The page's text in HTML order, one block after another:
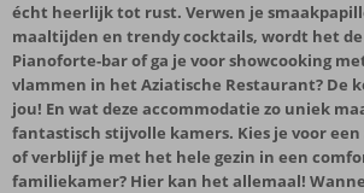
écht heerlijk tot rust. Verwen je
maaltijden en trendy cocktails, wordt het de
Pianoforte-bar of ga je voor showcooking
vlammen in het Aziatische Restaurant? De
jou! En wat deze accommodatie zo uniek
fantastisch stijvolle kamers. Kies je voor een
of verblijf je met het hele gezin in een
familiekamer? Hier kan het allemaal!